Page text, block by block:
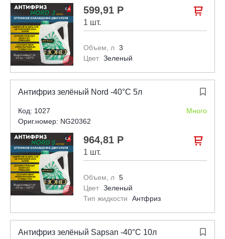
599,91 Р
1 шт.

Объем, л 3
Цвет Зеленый

Антифриз зелёный Nord -40°С 5л
Код: 1027
Много
Ориг.номер: NG20362
964,81 Р
1 шт.

Объем, л 5
Цвет Зеленый
Тип жидкости
Антфриз

Антифриз зелёный Sapsan -40°С 10л